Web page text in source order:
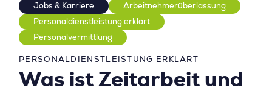
Jobs & Karriere
Arbeitnehmerüberlassung
Personaldienstleistung erklärt
Personalvermittlung
PERSONALDIENSTLEISTUNG ERKLÄRT
Was ist Zeitarbeit und